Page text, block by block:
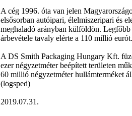
A cég 1996. óta van jelen
elsősorban autóipari, élelmiszeripari és
meghaladó arányban külföldön.
árbevétele tavaly elérte a 110 millió eurót.
A DS Smith Packaging Hungary Kft.
ezer négyzetméter beépített területen
60 millió négyzetméter hullámterméket
(logsped)
2019.07.31.